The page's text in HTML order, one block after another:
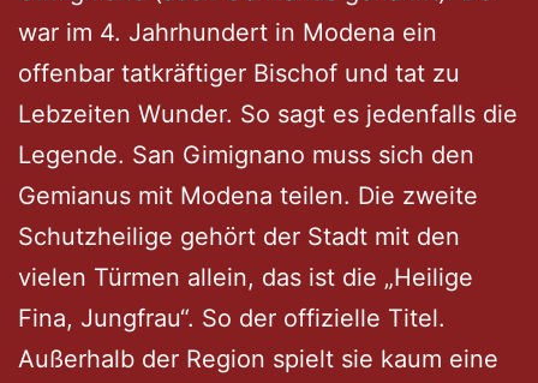
war im 4. Jahrhundert in Modena ein
offenbar tatkräftiger Bischof und tat zu
Lebzeiten Wunder. So sagt es jedenfalls die
Legende. San Gimignano muss sich den
Gemianus mit Modena teilen. Die zweite
Schutzheilige gehört der Stadt mit den
vielen Türmen allein, das ist die „Heilige
Fina, Jungfrau“. So der offizielle Titel.
Außerhalb der Region spielt sie kaum eine